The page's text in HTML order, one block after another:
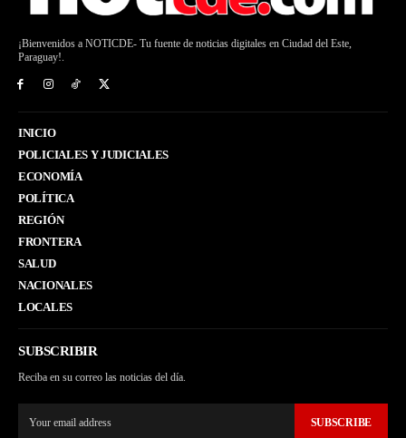
¡Bienvenidos a NOTICDE- Tu fuente de noticias digitales en Ciudad del Este,
Paraguay!.
INICIO
POLICIALES Y JUDICIALES
ECONOMÍA
POLÍTICA
REGIÓN
FRONTERA
SALUD
NACIONALES
LOCALES
SUBSCRIBIR
Reciba en su correo las noticias del día.
SUBSCRIBE